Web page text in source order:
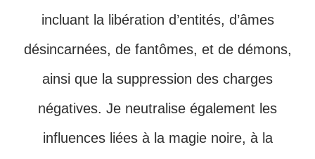
incluant la libération d’entités, d’âmes
désincarnées, de fantômes, et de démons,
ainsi que la suppression des charges
négatives. Je neutralise également les
influences liées à la magie noire, à la